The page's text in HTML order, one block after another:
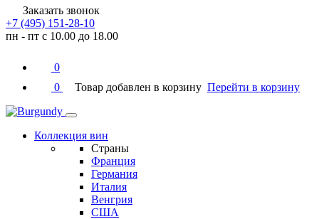
Заказать звонок
+7 (495) 151-28-10
пн - пт с 10.00 до 18.00
0
0
Товар добавлен в корзину Перейти в корзину
Коллекция вин
Страны
Франция
Германия
Италия
Венгрия
США